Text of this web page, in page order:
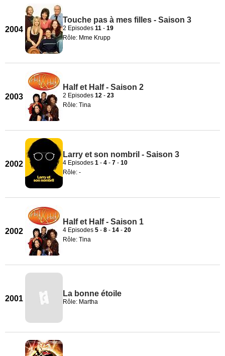
2004
Touche pas à mes filles - Saison 3
2 Episodes 11 - 19
Rôle: Mme Krupp
2003
Half et Half - Saison 2
2 Episodes 12 - 23
Rôle: Tina
2002
Larry et son nombril - Saison 3
4 Episodes 1 - 4 - 7 - 10
Rôle: -
2002
Half et Half - Saison 1
4 Episodes 5 - 8 - 14 - 20
Rôle: Tina
2001
La bonne étoile
Rôle: Martha